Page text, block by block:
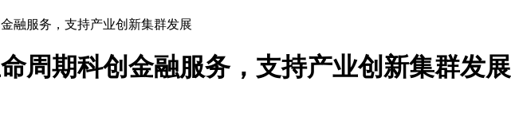
融服务，支持产业创新集群发展
周期科创金融服务，支持产业创新集群发展